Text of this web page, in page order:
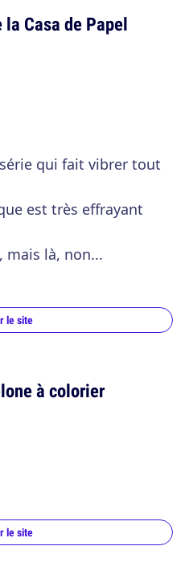
Casa de Papel
qui fait vibrer tout
est très effrayant
mais là, non...
le site
à colorier
le site